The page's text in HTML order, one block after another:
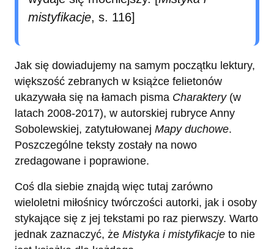
mistyfikacje, s. 116]
Jak się dowiadujemy na samym początku lektury,
większość zebranych w książce felietonów
ukazywała się na łamach pisma Charaktery(w
latach 2008-2017), w autorskiej rubryce Anny
Sobolewskiej, zatytułowanej Mapy duchowe.
Poszczególne teksty zostały na nowo
zredagowane i poprawione.
Coś dla siebie znajdą więc tutaj zarówno
wieloletni miłośnicy twórczości autorki, jak i osoby
stykające się z jej tekstami po raz pierwszy. Warto
jednak zaznaczyć, że Mistyka i mistyfikacje to nie